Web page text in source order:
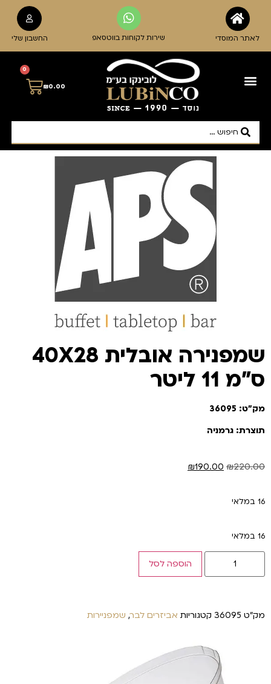
לאתר המוסדי שירות לקוחות בווטסאפ החשבון שלי
₪0.00
0
שמפנירה אובלית 40X28
ס"מ 11 ליטר
מק"ט: 36095
תוצרת: גרמניה
₪220.00
₪190.00
16 במלאי
16 במלאי
הוספה לסל
מק"ט 36095 קטגוריות אביזרים לבר, שמפניירות